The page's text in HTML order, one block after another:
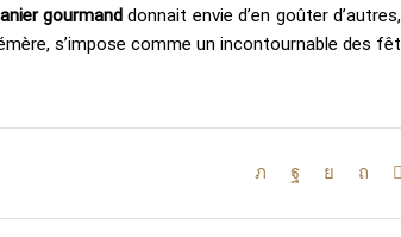
gourmand donnait envie d’en goûter
s’impose comme un incontournable des